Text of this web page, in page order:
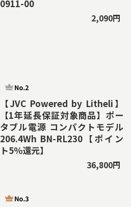
0911-00
2,090円
【JVC Powered by Litheli】
【1年延長保証対象商品】ポー
タブル電源 コンパクトモデル
206.4Wh BN-RL230【ポイン
ト5％還元】
36,800円